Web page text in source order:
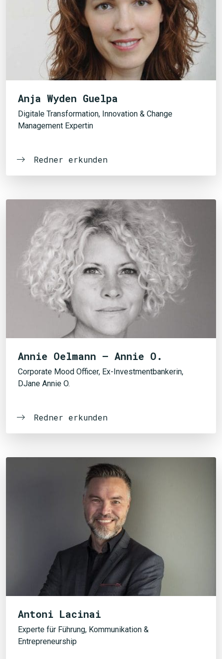
Anja Wyden Guelpa
Digitale Transformation, Innovation & Change
Management Expertin
Redner erkunden
Annie Oelmann – Annie O.
Corporate Mood Officer, Ex-Investmentbankerin,
DJane Annie O.
Redner erkunden
Antoni Lacinai
Experte für Führung, Kommunikation &
Entrepreneurship